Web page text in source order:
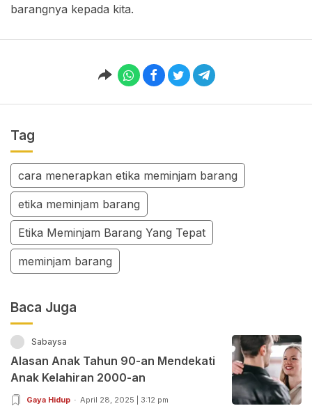
barangnya kepada kita.
Tag
cara menerapkan etika meminjam barang
etika meminjam barang
Etika Meminjam Barang Yang Tepat
meminjam barang
Baca Juga
Sabaysa
Alasan Anak Tahun 90-an Mendekati
Anak Kelahiran 2000-an
Gaya Hidup April 28, 2025 | 3:12 pm